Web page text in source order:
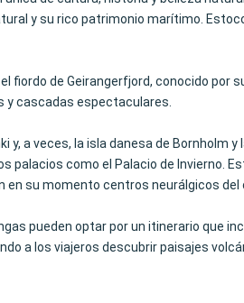
y su rico patrimonio marítimo.
fiordo de Geirangerfjord, conocido por
y cascadas espectaculares.
a veces, la isla danesa de Bornholm y
como el Palacio de Invierno.
su momento centros neurálgicos del
pueden optar por un itinerario que
a los viajeros descubrir paisajes